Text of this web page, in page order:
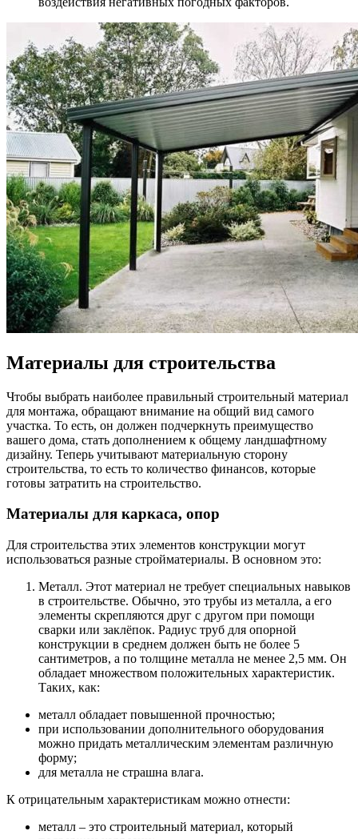
Материалы для строительства
Чтобы выбрать наиболее правильный строительный материал
для монтажа, обращают внимание на общий вид самого
участка. То есть, он должен подчеркнуть преимущество
вашего дома, стать дополнением к общему ландшафтному
дизайну. Теперь учитывают материальную сторону
строительства, то есть то количество финансов, которые
готовы затратить на строительство.
Материалы для каркаса, опор
Для строительства этих элементов конструкции могут
использоваться разные стройматериалы. В основном это:
Металл. Этот материал не требует специальных навыков
в строительстве. Обычно, это трубы из металла, а его
элементы скрепляются друг с другом при помощи
сварки или заклёпок. Радиус труб для опорной
конструкции в среднем должен быть не более 5
сантиметров, а по толщине металла не менее 2,5 мм. Он
обладает множеством положительных характеристик.
Таких, как:
металл обладает повышенной прочностью;
при использовании дополнительного оборудования
можно придать металлическим элементам различную
форму;
для металла не страшна влага.
К отрицательным характеристикам можно отнести:
металл – это строительный материал, который